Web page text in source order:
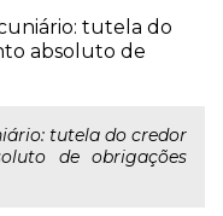
tutela do
absoluto de
tutela do credor
de obrigações